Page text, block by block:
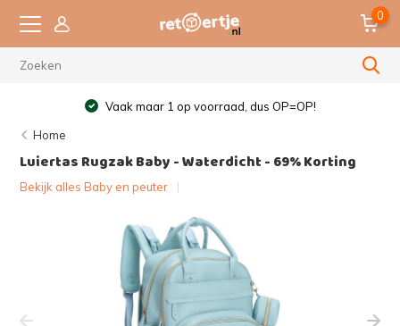
0
Vaak maar 1 op voorraad, dus OP=OP!
Home
Luiertas Rugzak Baby - Waterdicht - 69% Korting
Bekijk alles Baby en peuter